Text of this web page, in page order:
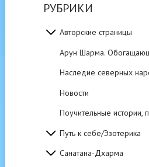
РУБРИКИ
Авторские страницы
Арун Шарма.
Наследие северных
Новости
Поучительные истории,
Путь к себе/Эзотерика
Санатана-Дхарма